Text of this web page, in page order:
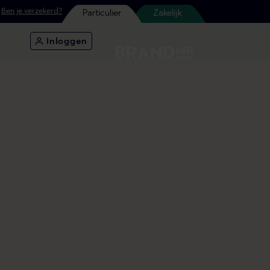
Ben je verzekerd? Particulier Zakelijk
Inloggen